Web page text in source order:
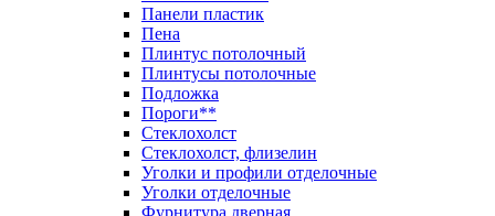
Панели пластик
Пена
Плинтус потолочный
Плинтусы потолочные
Подложка
Пороги**
Стеклохолст
Стеклохолст, флизелин
Уголки и профили отделочные
Уголки отделочные
Фурнитура дверная